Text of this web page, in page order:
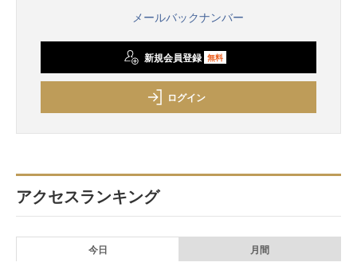
メールバックナンバー
新規会員登録 無料
ログイン
アクセスランキング
今日 月間